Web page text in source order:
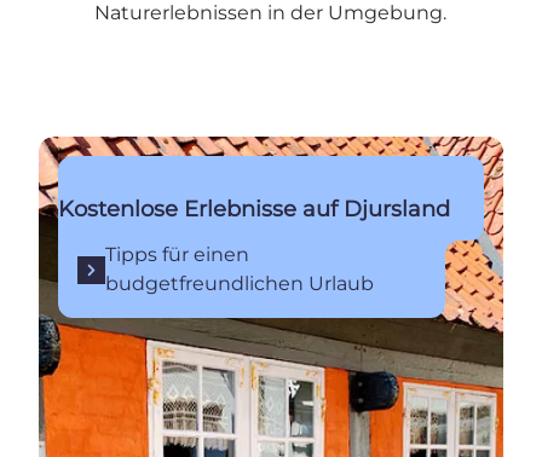
Naturerlebnissen in der Umgebung.
Tipps für einen budgetfreundlichen Urlaub
Kostenlose Erlebnisse auf Djursland
Tipps für einen
budgetfreundlichen Urlaub